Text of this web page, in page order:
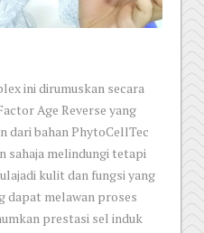
ini dirumuskan secara
Age Reverse yang
dari bahan PhytoCellTec
sahaja melindungi tetapi
kulit dan fungsi yang
dapat melawan proses
prestasi sel induk